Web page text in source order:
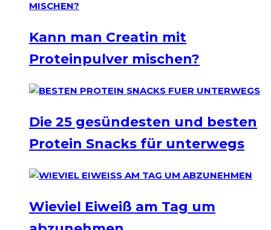
Kann man Creatin mit
Proteinpulver mischen?
Die 25 gesündesten und besten
Protein Snacks für unterwegs
Wieviel Eiweiß am Tag um